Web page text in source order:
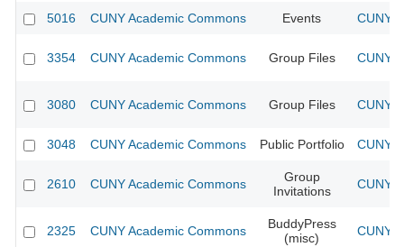
5016 CUNY Academic Commons Events CUNY
3354 CUNY Academic Commons Group Files CUNY
3080 CUNY Academic Commons Group Files CUNY
3048 CUNY Academic Commons Public Portfolio CUNY
2610 CUNY Academic Commons
Group
Invitations
CUNY
2325 CUNY Academic Commons
BuddyPress
(misc)
CUNY